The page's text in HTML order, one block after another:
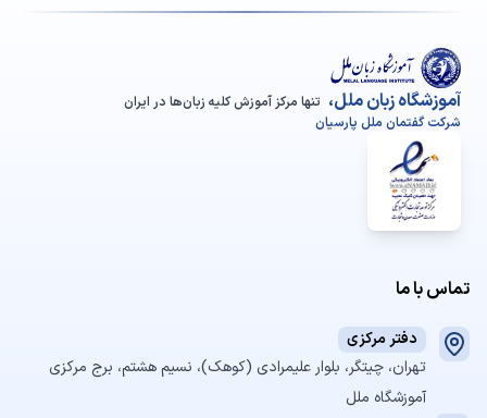
آموزشگاه زبان ملل، تنها مرکز آموزش کلیه زبان‌ها در ایران
شرکت گفتمان ملل پارسیان
تماس با ما
دفتر مرکزی
تهران، چیتگر، بلوار علیمرادی (کوهک)، نسیم هشتم، برج مرکزی
آموزشگاه ملل